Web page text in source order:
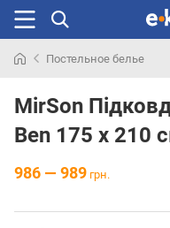
раньше
Постельное белье
MirSon
Ben 175 x 210
986 — 989 грн.